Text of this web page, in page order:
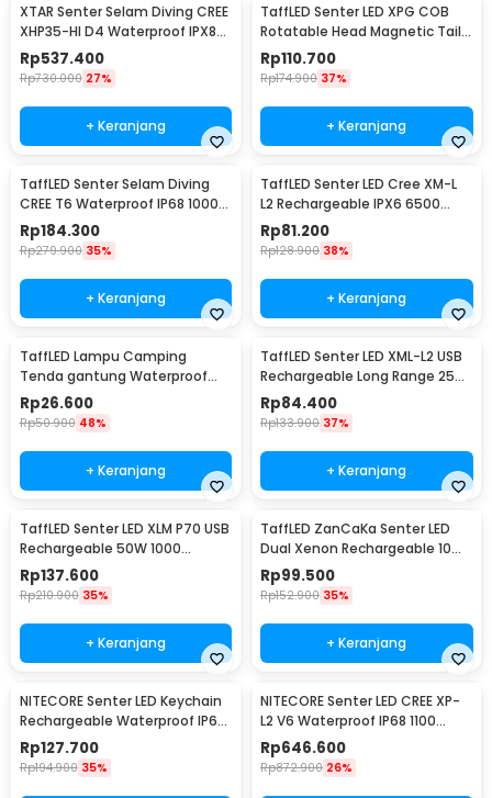
XTAR Senter Selam Diving CREE
XHP35-HI D4 Waterproof IPX8
1600 Lumens - D26 1600S
Rp537.400
Rp730.000 27%
+ Keranjang
TaffLED Senter LED XPG COB
Rotatable Head Magnetic Tail
10000 Lumens - 3189A
Rp110.700
Rp174.900 37%
+ Keranjang
TaffLED Senter Selam Diving
CREE T6 Waterproof IP68 10000
Lumens - TG-S151
Rp184.300
Rp279.900 35%
+ Keranjang
TaffLED Senter LED Cree XM-L
L2 Rechargeable IPX6 6500
Lumens - 701
Rp81.200
Rp128.900 38%
+ Keranjang
TaffLED Lampu Camping
Tenda gantung Waterproof
Emergency 120 Lumens - G198
Rp26.600
Rp50.900 48%
+ Keranjang
TaffLED Senter LED XML-L2 USB
Rechargeable Long Range 25W
1000 Lumens Without Battery
- XML-L2
Rp84.400
Rp133.900 37%
+ Keranjang
TaffLED Senter LED XLM P70 USB
Rechargeable 50W 1000
Lumens with 26650 Battery -
XLM-P70
Rp137.600
Rp210.900 35%
+ Keranjang
TaffLED ZanCaKa Senter LED
Dual Xenon Rechargeable 10W
13500 Lumens - Q3
Rp99.500
Rp152.900 35%
+ Keranjang
NITECORE Senter LED Keychain
Rechargeable Waterproof IP65
55 Lumens - Tube V2.0
Rp127.700
Rp194.900 35%
NITECORE Senter LED CREE XP-
L2 V6 Waterproof IP68 1100
Lumens - P10 V2
Rp646.600
Rp872.900 26%